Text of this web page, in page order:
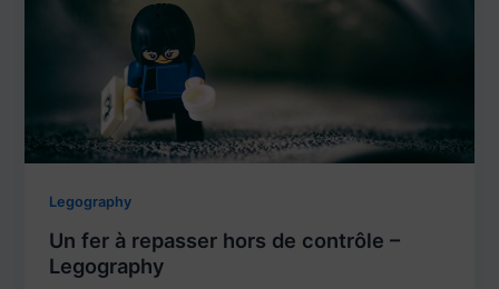
Legography
Un fer à repasser hors de contrôle –
Legography